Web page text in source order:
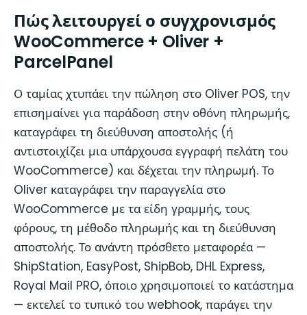
Πώς λειτουργεί ο συγχρονισμός
WooCommerce + Oliver +
ParcelPanel
Ο ταμίας χτυπάει την πώληση στο Oliver POS, την
επισημαίνει για παράδοση στην οθόνη πληρωμής,
καταγράφει τη διεύθυνση αποστολής (ή
αντιστοιχίζει μια υπάρχουσα εγγραφή πελάτη του
WooCommerce) και δέχεται την πληρωμή. Το
Oliver καταγράφει την παραγγελία στο
WooCommerce με τα είδη γραμμής, τους
φόρους, τη μέθοδο πληρωμής και τη διεύθυνση
αποστολής. Το ανάντη πρόσθετο μεταφορέα —
ShipStation, EasyPost, ShipBob, DHL Express,
Royal Mail PRO, όποιο χρησιμοποιεί το κατάστημα
— εκτελεί το τυπικό του webhook, παράγει την